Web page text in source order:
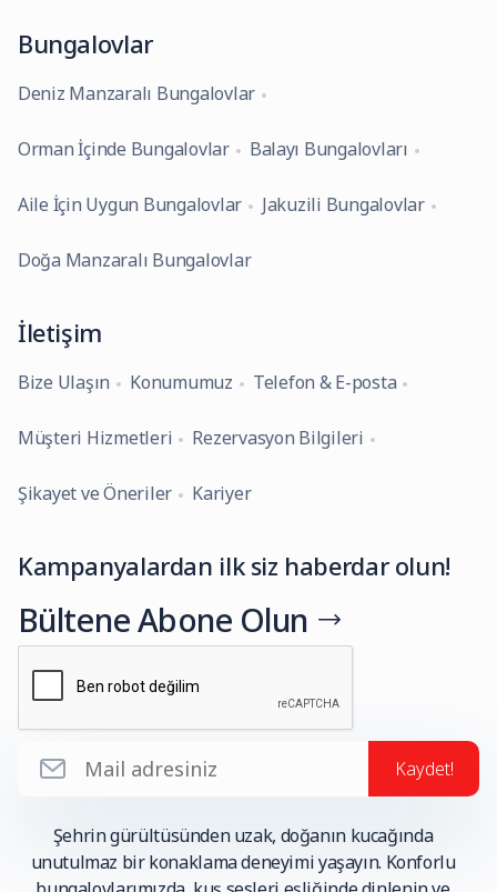
Bungalovlar
Deniz Manzaralı Bungalovlar
Orman İçinde Bungalovlar Balayı Bungalovları
Aile İçin Uygun Bungalovlar Jakuzili Bungalovlar
Doğa Manzaralı Bungalovlar
İletişim
Bize Ulaşın Konumumuz Telefon & E-posta
Müşteri Hizmetleri Rezervasyon Bilgileri
Şikayet ve Öneriler Kariyer
Kampanyalardan ilk siz haberdar olun!
Bültene Abone Olun
Kaydet!
Şehrin gürültüsünden uzak, doğanın kucağında
unutulmaz bir konaklama deneyimi yaşayın. Konforlu